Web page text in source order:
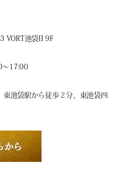
VORT池袋II 9F
～17:00
東池袋駅から徒歩２分、東池袋四